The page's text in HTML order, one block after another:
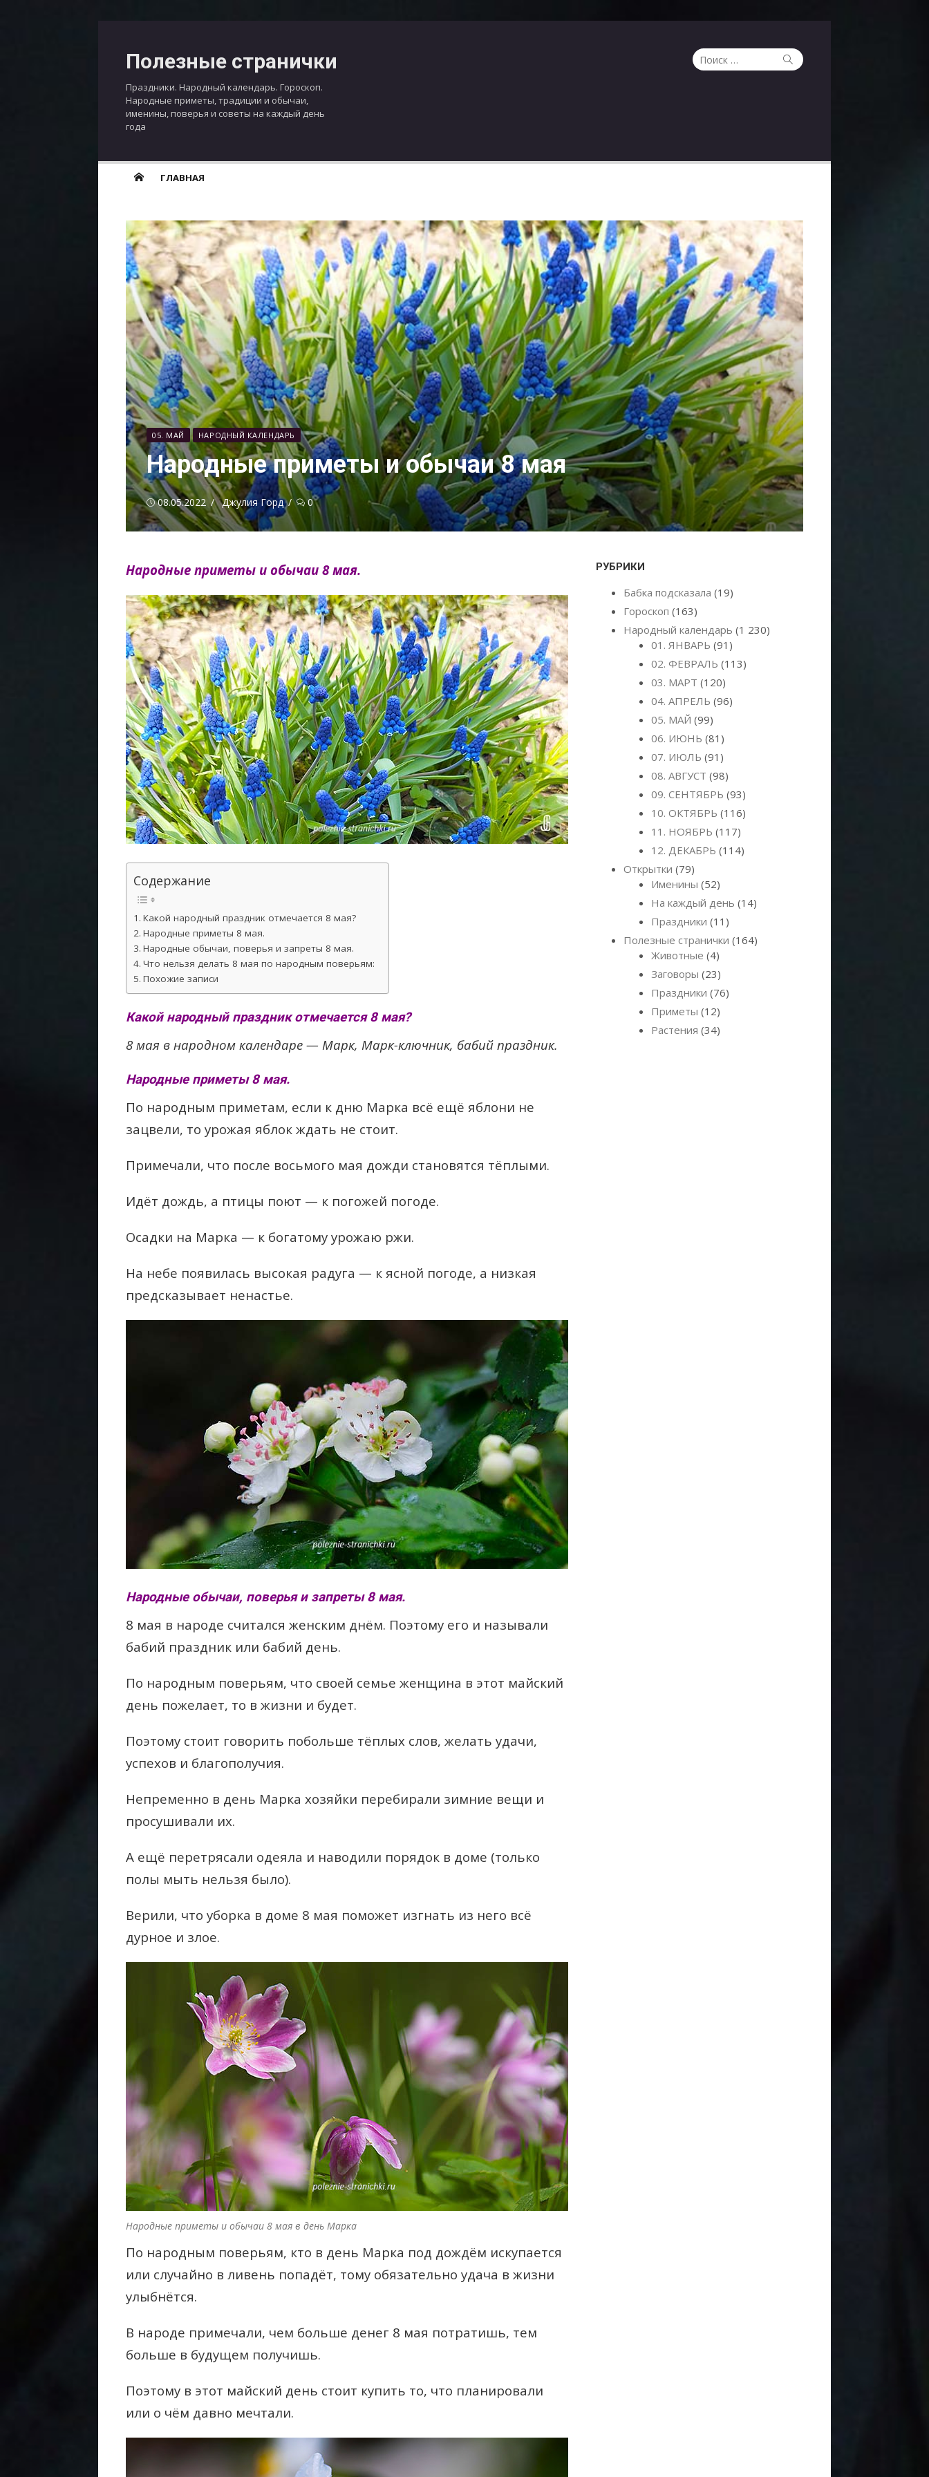
Полезные странички
Праздники. Народный календарь. Гороскоп.
Народные приметы, традиции и обычаи,
именины, поверья и советы на каждый день
года
Поиск
по:
Поиск
ГЛАВНАЯ
05. МАЙ НАРОДНЫЙ КАЛЕНДАРЬ
Народные приметы и обычаи 8 мая
Опубликовано
08.05.2022 Автор
Джулия Горд 0
Народные приметы и обычаи 8 мая.
Содержание
Какой народный праздник отмечается 8 мая?
Народные приметы 8 мая.
Народные обычаи, поверья и запреты 8 мая.
Что нельзя делать 8 мая по народным поверьям:
Похожие записи
Какой народный праздник отмечается 8 мая?
8 мая в народном календаре — Марк, Марк-ключник, бабий праздник.
Народные приметы 8 мая.
По народным приметам, если к дню Марка всё ещё яблони не
зацвели, то урожая яблок ждать не стоит.
Примечали, что после восьмого мая дожди становятся тёплыми.
Идёт дождь, а птицы поют — к погожей погоде.
Осадки на Марка — к богатому урожаю ржи.
На небе появилась высокая радуга — к ясной погоде, а низкая
предсказывает ненастье.
Народные обычаи, поверья и запреты 8 мая.
8 мая в народе считался женским днём. Поэтому его и называли
бабий праздник или бабий день.
По народным поверьям, что своей семье женщина в этот майский
день пожелает, то в жизни и будет.
Поэтому стоит говорить побольше тёплых слов, желать удачи,
успехов и благополучия.
Непременно в день Марка хозяйки перебирали зимние вещи и
просушивали их.
А ещё перетрясали одеяла и наводили порядок в доме (только
полы мыть нельзя было).
Верили, что уборка в доме 8 мая поможет изгнать из него всё
дурное и злое.
Народные приметы и обычаи 8 мая в день Марка
По народным поверьям, кто в день Марка под дождём искупается
или случайно в ливень попадёт, тому обязательно удача в жизни
улыбнётся.
В народе примечали, чем больше денег 8 мая потратишь, тем
больше в будущем получишь.
Поэтому в этот майский день стоит купить то, что планировали
или о чём давно мечтали.
РУБРИКИ
Бабка подсказала (19)
Гороскоп (163)
Народный календарь (1 230)
01. ЯНВАРЬ (91)
02. ФЕВРАЛЬ (113)
03. МАРТ (120)
04. АПРЕЛЬ (96)
05. МАЙ (99)
06. ИЮНЬ (81)
07. ИЮЛЬ (91)
08. АВГУСТ (98)
09. СЕНТЯБРЬ (93)
10. ОКТЯБРЬ (116)
11. НОЯБРЬ (117)
12. ДЕКАБРЬ (114)
Открытки (79)
Именины (52)
На каждый день (14)
Праздники (11)
Полезные странички (164)
Животные (4)
Заговоры (23)
Праздники (76)
Приметы (12)
Растения (34)